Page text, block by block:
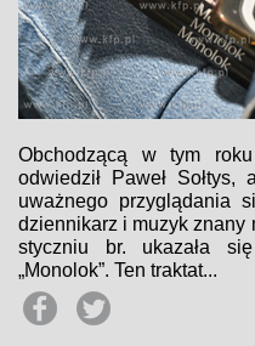
Obchodzącą w tym
odwiedził Paweł
uważnego przyglądania
dziennikarz i muzyk znany
styczniu br. ukazała
„Monolok”. Ten traktat...